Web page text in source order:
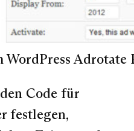
WordPress Adrotate
Code für
festlegen,